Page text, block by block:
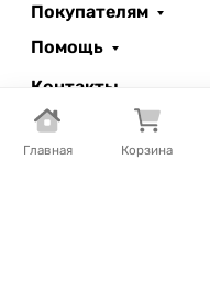
Главная Корзина
Покупателям
Помощь
Контакты
+7 (707) 397 39 07